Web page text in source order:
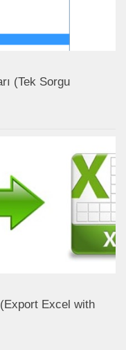
(Tek Sorgu
Excel with